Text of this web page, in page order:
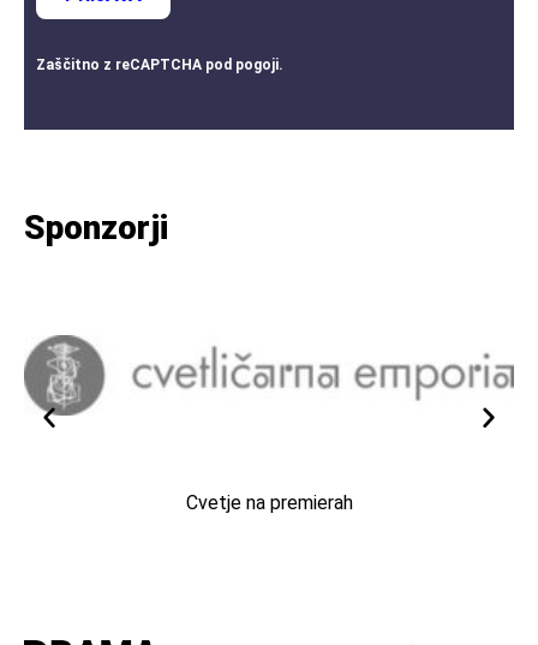
Zaščitno z reCAPTCHA pod pogoji.
Sponzorji
Cvetje na premierah